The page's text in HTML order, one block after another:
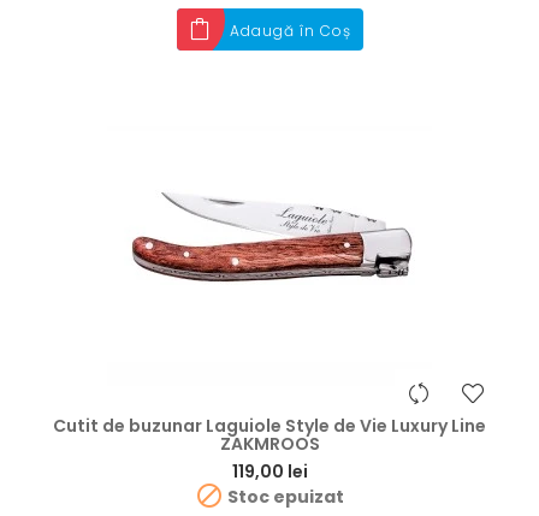
Adaugă în Coș
Cutit de buzunar Laguiole Style de Vie Luxury Line
ZAKMROOS
119,00 lei
 Stoc epuizat